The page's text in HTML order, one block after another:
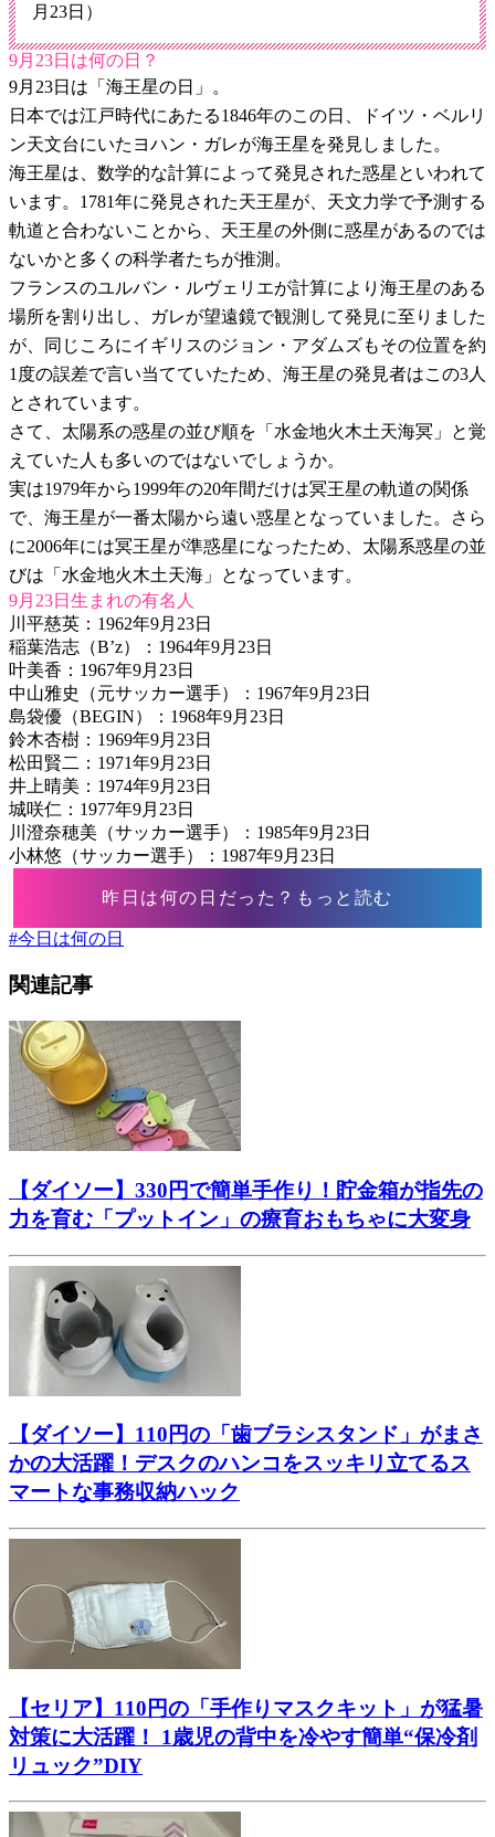
月23日）
9月23日は何の日？
9月23日は「海王星の日」。
日本では江戸時代にあたる1846年のこの日、ドイツ・ベルリ
ン天文台にいたヨハン・ガレが海王星を発見しました。
海王星は、数学的な計算によって発見された惑星といわれて
います。1781年に発見された天王星が、天文力学で予測する
軌道と合わないことから、天王星の外側に惑星があるのでは
ないかと多くの科学者たちが推測。
フランスのユルバン・ルヴェリエが計算により海王星のある
場所を割り出し、ガレが望遠鏡で観測して発見に至りました
が、同じころにイギリスのジョン・アダムズもその位置を約
1度の誤差で言い当てていたため、海王星の発見者はこの3人
とされています。
さて、太陽系の惑星の並び順を「水金地火木土天海冥」と覚
えていた人も多いのではないでしょうか。
実は1979年から1999年の20年間だけは冥王星の軌道の関係
で、海王星が一番太陽から遠い惑星となっていました。さら
に2006年には冥王星が準惑星になったため、太陽系惑星の並
びは「水金地火木土天海」となっています。
9月23日生まれの有名人
川平慈英：1962年9月23日
稲葉浩志（B’z）：1964年9月23日
叶美香：1967年9月23日
中山雅史（元サッカー選手）：1967年9月23日
島袋優（BEGIN）：1968年9月23日
鈴木杏樹：1969年9月23日
松田賢二：1971年9月23日
井上晴美：1974年9月23日
城咲仁：1977年9月23日
川澄奈穂美（サッカー選手）：1985年9月23日
小林悠（サッカー選手）：1987年9月23日
昨日は何の日だった？もっと読む
#今日は何の日
関連記事
【ダイソー】330円で簡単手作り！貯金箱が指先の
力を育む「プットイン」の療育おもちゃに大変身
【ダイソー】110円の「歯ブラシスタンド」がまさ
かの大活躍！デスクのハンコをスッキリ立てるス
マートな事務収納ハック
【セリア】110円の「手作りマスクキット」が猛暑
対策に大活躍！ 1歳児の背中を冷やす簡単“保冷剤
リュック”DIY